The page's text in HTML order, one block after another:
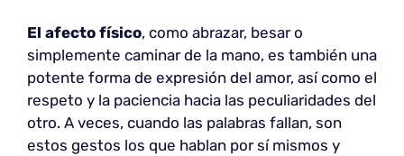
El afecto físico, como abrazar, besar o
simplemente caminar de la mano, es también una
potente forma de expresión del amor, así como el
respeto y la paciencia hacia las peculiaridades del
otro. A veces, cuando las palabras fallan, son
estos gestos los que hablan por sí mismos y